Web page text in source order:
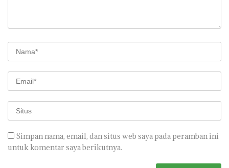
Simpan nama, email, dan situs web saya pada peramban ini
untuk komentar saya berikutnya.